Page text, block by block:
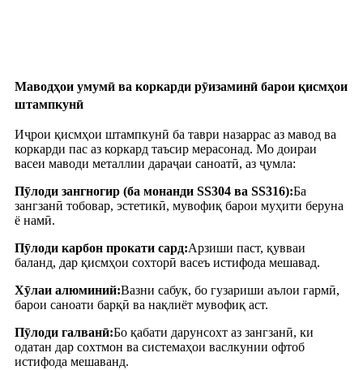
Маводҳои умумӣ ва коркарди рӯизаминӣ барои қисмҳои
штампкунӣ
Иҷрои қисмҳои штампкунӣ ба таври назаррас аз мавод ва
коркарди пас аз коркард таъсир мерасонад. Мо доираи
васеи маводи металлии дараҷаи саноатӣ, аз ҷумла:
Пӯлоди зангногир (ба монанди SS304 ва SS316):Ба
зангзанӣ тобовар, эстетикӣ, мувофиқ барои муҳити беруна
ё намӣ.
Пӯлоди карбон прокати сард:Арзиши паст, қувваи
баланд, дар қисмҳои сохторӣ васеъ истифода мешавад.
Хӯлаи алюминий:Вазни сабук, бо гузариши аълои гармӣ,
барои саноати барқӣ ва нақлиёт мувофиқ аст.
Пӯлоди галванӣ:Бо қабати дарунсохт аз зангзанӣ, ки
одатан дар сохтмон ва системаҳои васлкунии офтоб
истифода мешаванд.